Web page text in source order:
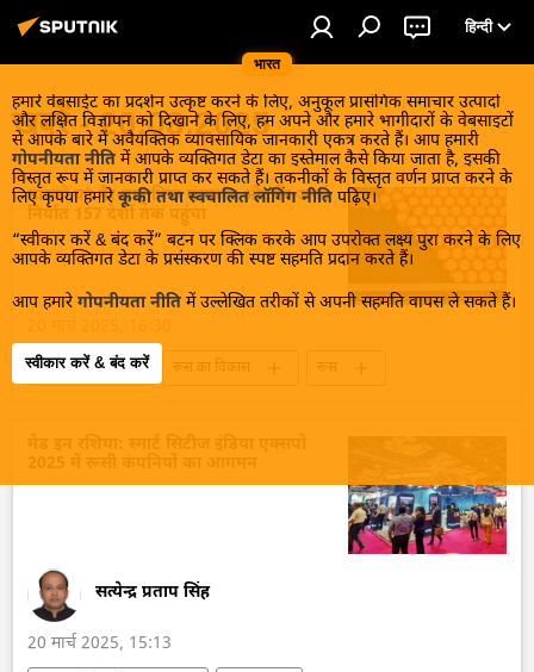
भारत
हिन्दी
हमारे वेबसाईट का प्रदर्शन उत्कृष्ट करने के लिए, अनुकूल प्रासंगिक समाचार उत्पादों
और लक्षित विज्ञापन को दिखाने के लिए, हम अपने और हमारे भागीदारों के वेबसाइटों
से आपके बारे में अवैयक्तिक व्यावसायिक जानकारी एकत्र करते हैं। आप हमारी
गोपनीयता नीति में आपके व्यक्तिगत डेटा का इस्तेमाल कैसे किया जाता है, इसकी
विस्तृत रूप में जानकारी प्राप्त कर सकते हैं। तकनीकों के विस्तृत वर्णन प्राप्त करने के
लिए कृपया हमारे कूकी तथा स्वचालित लॉगिंग नीति पढ़िए।
“स्वीकार करें & बंद करें” बटन पर क्लिक करके आप उपरोक्त लक्ष्य पुरा करने के लिए
आपके व्यक्तिगत डेटा के प्रसंस्करण की स्पष्ट सहमति प्रदान करते हैं।
आप हमारे गोपनीयता नीति में उल्लेखित तरीकों से अपनी सहमति वापस ले सकते हैं।
स्वीकार करें & बंद करें
खबरें - 20.03.2025
मास्को का गैर-प्राकृतिक संसाधन और गैर-ऊर्जा
निर्यात 157 देशों तक पहुंचा
रूस की खबरें रूस का विकास
रूस
सत्येन्द्र प्रताप सिंह
20 मार्च 2025, 15:13